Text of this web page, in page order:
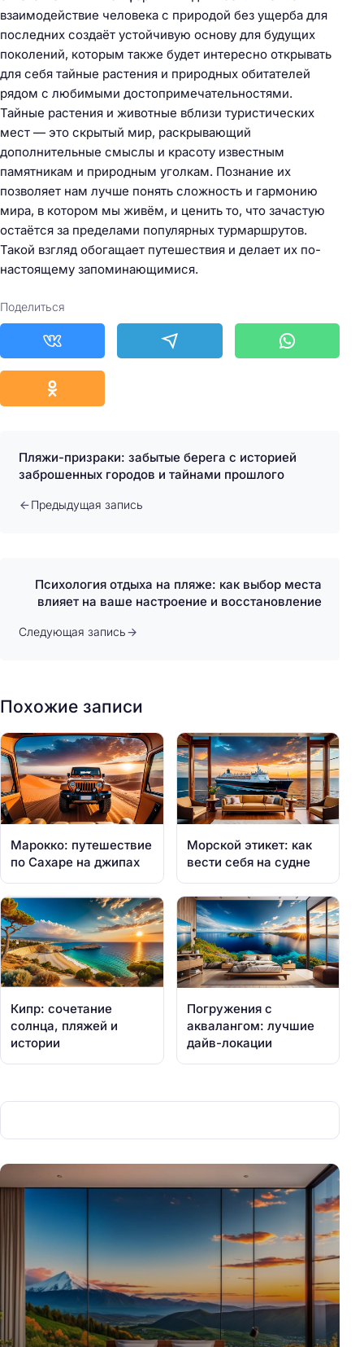
взаимодействие человека с природой без ущерба для
последних создаёт устойчивую основу для будущих
поколений, которым также будет интересно открывать
для себя тайные растения и природных обитателей
рядом с любимыми достопримечательностями.
Тайные растения и животные вблизи туристических
мест — это скрытый мир, раскрывающий
дополнительные смыслы и красоту известным
памятникам и природным уголкам. Познание их
позволяет нам лучше понять сложность и гармонию
мира, в котором мы живём, и ценить то, что зачастую
остаётся за пределами популярных турмаршрутов.
Такой взгляд обогащает путешествия и делает их по-
настоящему запоминающимися.
Поделиться
Пляжи-призраки: забытые берега с историей
заброшенных городов и тайнами прошлого
Предыдущая запись
Психология отдыха на пляже: как выбор места
влияет на ваше настроение и восстановление
Следующая запись
Похожие записи
Марокко: путешествие
по Сахаре на джипах
Морской этикет: как
вести себя на судне
Кипр: сочетание
солнца, пляжей и
истории
Погружения с
аквалангом: лучшие
дайв-локации
Н
а
й
т
и